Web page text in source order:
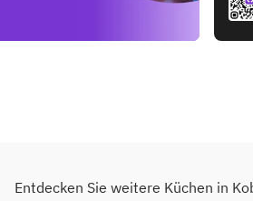
Entdecken Sie weitere Küchen in